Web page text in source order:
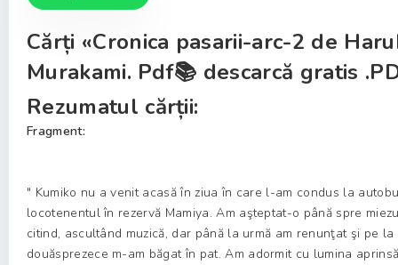
Cărți «Cronica pasarii-arc-2 de
Murakami. Pdf📚 descarcă gratis
Rezumatul cărții:
Fragment:
" Kumiko nu a venit acasă în ziua în care l-am condus la
locotenentul în rezervă Mamiya. Am aşteptat-o până spre
citind, ascultând muzică, dar până la urmă am renunţat şi pe la
douăsprezece m-am băgat în pat. Am adormit cu lumina